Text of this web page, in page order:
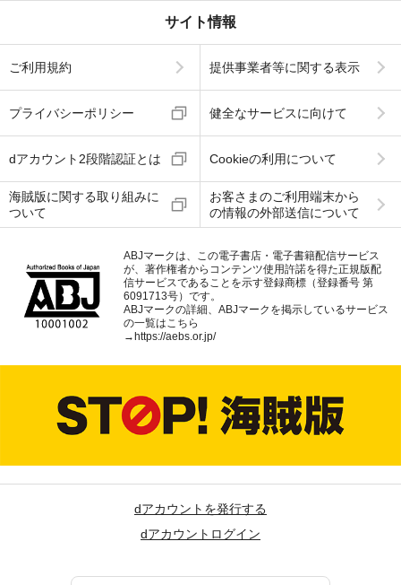
サイト情報
ご利用規約 提供事業者等に関する表示
プライバシーポリシー 健全なサービスに向けて
dアカウント2段階認証とは Cookieの利用について
海賊版に関する取り組みに
ついて
お客さまのご利用端末から
の情報の外部送信について
ABJマークは、この電子書店・電子書籍配信サービス
が、著作権者からコンテンツ使用許諾を得た正規版配
信サービスであることを示す登録商標（登録番号 第
6091713号）です。
ABJマークの詳細、ABJマークを掲示しているサービス
の一覧はこちら
→ https://aebs.or.jp/
dアカウントを発行する
dアカウントログイン